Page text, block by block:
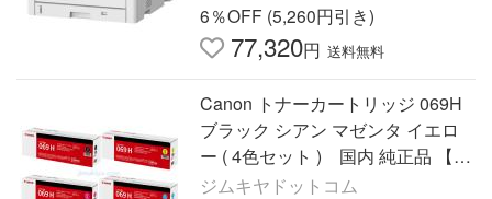
6％OFF (5,260円引き)
77,320円 送料無料
Canon トナーカートリッジ 069H
ブラック シアン マゼンタ イエロ
ー ( 4色セット ) 国内 純正品 【C
anon直送品】 CRG-069
ジムキヤドットコム